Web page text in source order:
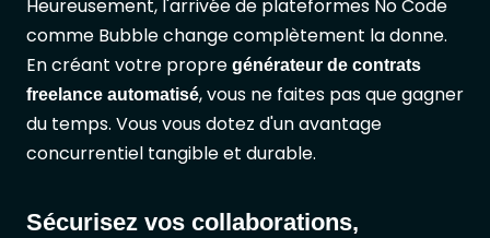
Heureusement, l'arrivée de plateformes No Code
comme Bubble change complètement la donne.
En créant votre propre générateur de contrats
freelance automatisé, vous ne faites pas que gagner
du temps. Vous vous dotez d'un avantage
concurrentiel tangible et durable.
Sécurisez vos collaborations,